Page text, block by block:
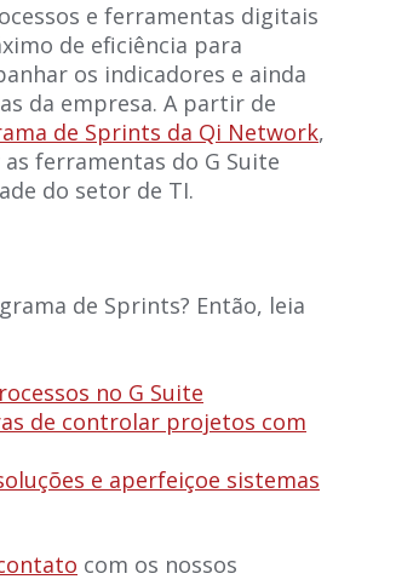
e ferramentas digitais
de eficiência para
os indicadores e ainda
da empresa. A partir de
de Sprints da Qi Network,
ferramentas do G Suite
do setor de TI.
de Sprints? Então, leia
no G Suite
de controlar projetos com
e aperfeiçoe sistemas
com os nossos